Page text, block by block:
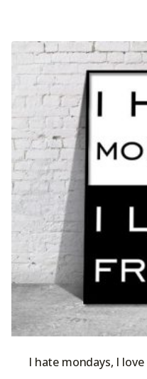
I hate mondays, I